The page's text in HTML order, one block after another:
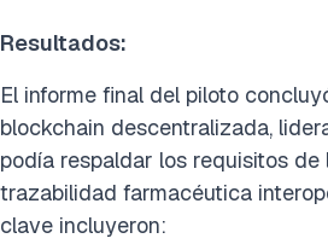
Resultados:
El informe final del piloto
blockchain descentralizada,
podía respaldar los requisitos de
trazabilidad farmacéutica
clave incluyeron: